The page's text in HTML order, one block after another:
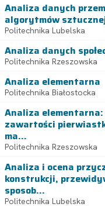
Analiza danych
algorytmów
Politechnika Lubelska
Analiza danych
Politechnika Rzeszowska
Analiza elementarna
Politechnika Białostocka
Analiza
zawartości
ma...
Politechnika Rzeszowska
Analiza i ocena
konstrukcji,
sposob...
Politechnika Lubelska